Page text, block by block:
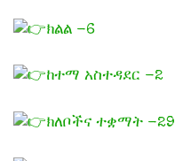
ክልል -6
ከተማ አስተዳደር -2
ክለቦችና ተቋማት -29